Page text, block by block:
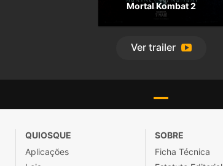
Mortal Kombat 2
Ver trailer
QUIOSQUE
Aplicações
SOBRE
Ficha Técnica